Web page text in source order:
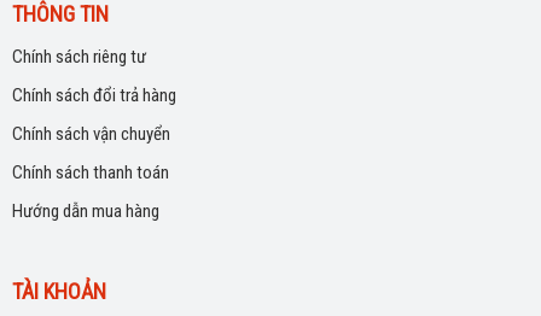
THÔNG TIN
Chính sách riêng tư
Chính sách đổi trả hàng
Chính sách vận chuyển
Chính sách thanh toán
Hướng dẫn mua hàng
TÀI KHOẢN